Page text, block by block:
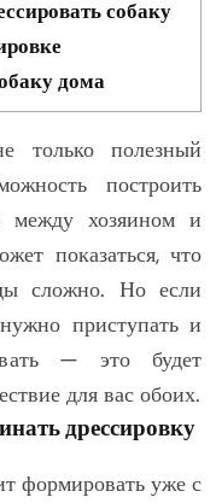
собаку
дома
только полезный
построить
между хозяином и
показаться, что
сложно. Но если
приступать и
— это будет
для вас обоих.
дрессировку
формировать уже с